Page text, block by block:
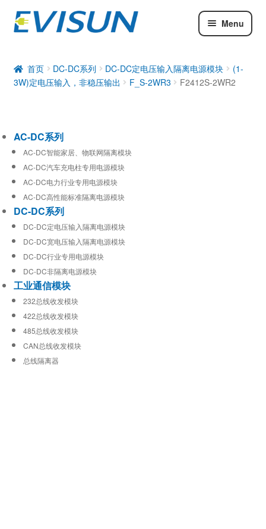
Menu
DC-DC系列
工业通信模块
首页 DC-DC系列 DC-DC定电压输入隔离电源模块
(1-
3W)定电压输入，非稳压输出
F_S-2WR3 F2412S-2WR2
AC-DC系列
AC-DC智能家居、物联网隔离模块
AC-DC汽车充电柱专用电源模块
AC-DC电力行业专用电源模块
AC-DC高性能标准隔离电源模块
DC-DC系列
DC-DC定电压输入隔离电源模块
DC-DC宽电压输入隔离电源模块
DC-DC行业专用电源模块
DC-DC非隔离电源模块
工业通信模块
232总线收发模块
422总线收发模块
485总线收发模块
CAN总线收发模块
总线隔离器